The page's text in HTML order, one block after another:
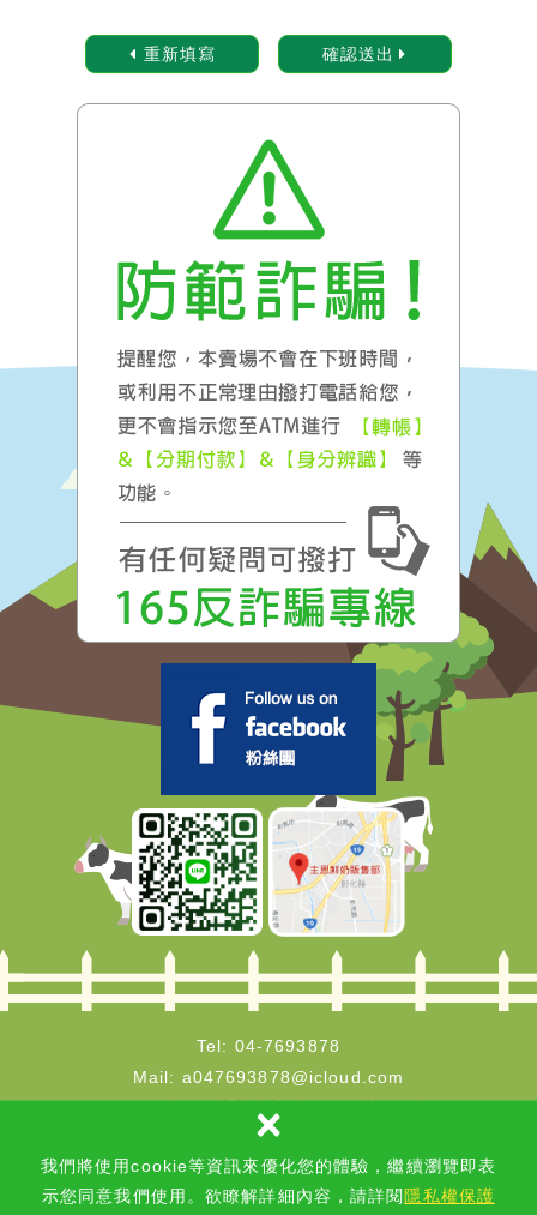
我們將使用cookie等資訊來優化您的體驗，繼續瀏覽即表示您
×
重新填寫 確認送出
我們將使用cookie等資訊來優化您的體驗，繼續瀏覽即表
示您同意我們使用。欲瞭解詳細內容，請詳閱隱私權保護
×
Tel: 04-7693878
Mail: a047693878@icloud.com
Copyright © 2018-2026 主恩牧場／豐正乳品行 All rights
reserved.✨ 隱私權保護政策 網頁設計 : 新視野